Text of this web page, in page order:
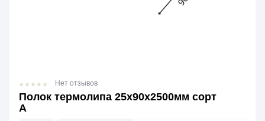
Полок термолипа 25х90х2500мм сорт
А
Нет отзывов